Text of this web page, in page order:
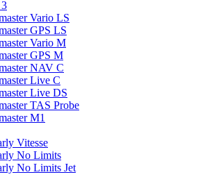
Vario LS
GPS LS
Vario M
GPS M
NAV C
Live C
Live DS
TAS Probe
M1
Vitesse
No Limits
No Limits Jet